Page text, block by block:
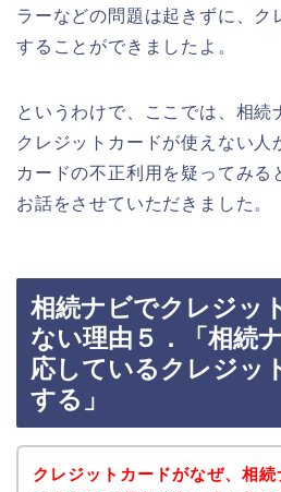
ラーなどの問題は起きずに、ク
することができましたよ。
というわけで、ここでは、相続
クレジットカードが使えない人
カードの不正利用を疑ってみる
お話をさせていただきました。
相続ナビでクレジッ
ない理由５．「相続
応しているクレジッ
する」
クレジットカードがなぜ、相続